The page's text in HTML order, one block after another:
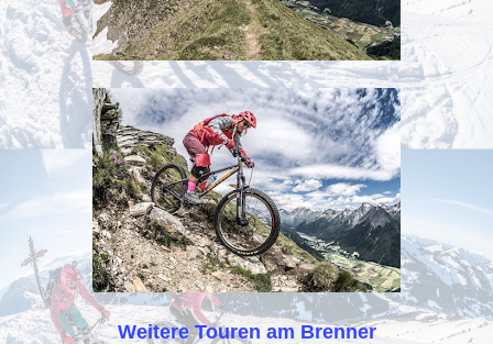
Weitere Touren am Brenner